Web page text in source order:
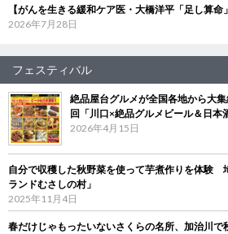
【がんを生きる緩和ケア医・大橋洋平「足し算
2026年7月28日
フェスティバル
絶品屋台グルメが全国各地から大
回「川口×絶品グルメビール＆日本
2026年4月15日
自分で収穫した秋野菜を使って芋煮作りを体験
ランドむさしの村」
2025年11月4日
春だけじゃもったいないさくらの名所、加治川で